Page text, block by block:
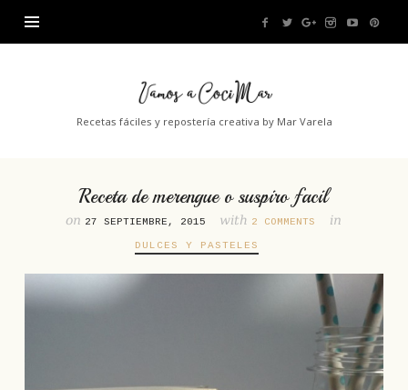
Vamos
CociMar
Recetas fáciles y repostería creativa by Mar Varela
Receta de merengue o suspiro facil
on 27 SEPTIEMBRE, 2015 with 2 COMMENTS in
DULCES Y PASTELES